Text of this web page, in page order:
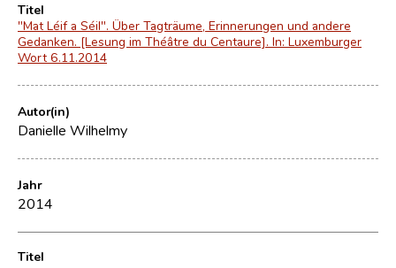
Titel
"Mat Léif a Séil". Über Tagträume, Erinnerungen und andere
Gedanken. [Lesung im Théâtre du Centaure]. In: Luxemburger
Wort 6.11.2014
Autor(in)
Danielle Wilhelmy
Jahr
2014
Titel